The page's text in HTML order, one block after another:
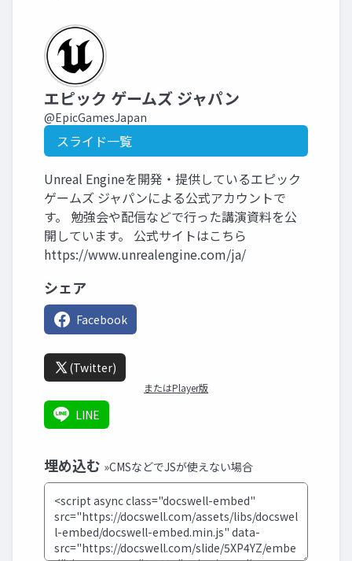
エピック ゲームズ ジャパン
@EpicGamesJapan
スライド一覧
Unreal Engineを開発・提供しているエピック
ゲームズ ジャパンによる公式アカウントで
す。 勉強会や配信などで行った講演資料を公
開しています。 公式サイトはこちら
https://www.unrealengine.com/ja/
シェア
Facebook
(Twitter)
またはPlayer版
LINE
埋め込む »CMSなどでJSが使えない場合